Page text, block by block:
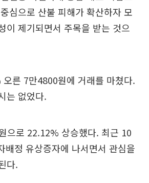
심으로 산불 피해가 확산하자 모
이 제기되면서 주목을 받는 것으
른 7만4800원에 거래를 마쳤다.
는 없었다.
으로 22.12% 상승했다. 최근 10
배정 유상증자에 나서면서 관심을
다.